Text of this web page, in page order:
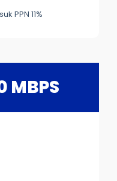
PPN 11%
MBPS